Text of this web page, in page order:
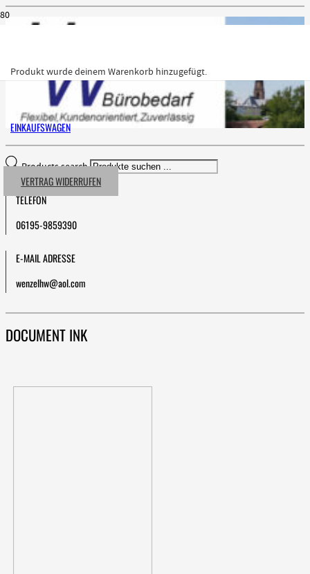
Produktwurde deinem Warenkorb hinzugefügt.
EINKAUFSWAGEN
VERTRAG WIDERRUFEN
Products search
TELEFON
06195-9859390
E-MAIL ADRESSE
wenzelhw@aol.com
DOCUMENT INK